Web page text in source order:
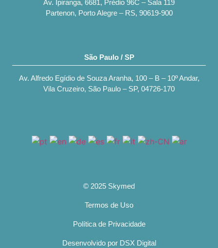
Av. Ipiranga, 6681, Prédio 96C – Sala 119
Partenon, Porto Alegre – RS, 90619-900
São Paulo / SP
Av. Alfredo Egídio de Souza Aranha, 100 – B – 10º Andar,
Vila Cruzeiro, São Paulo – SP, 04726-170
© 2025 Skymed
Termos de Uso
Política de Privacidade
Desenvolvido por DSX Digital